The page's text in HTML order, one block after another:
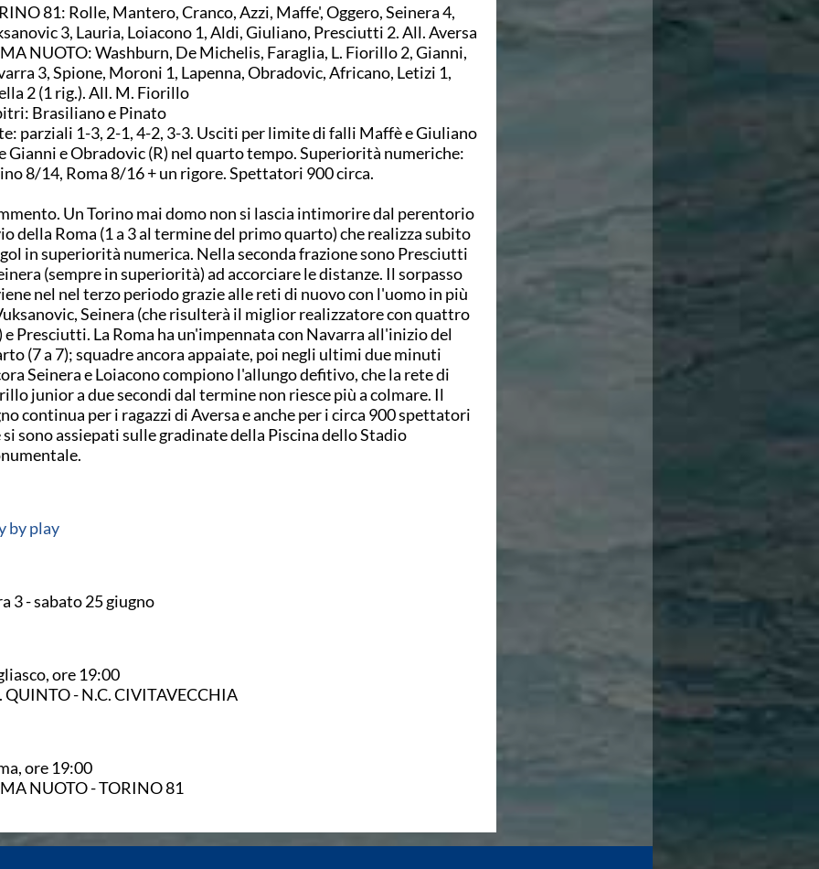
81: Rolle, Mantero, Cranco, Azzi, Maffe', Oggero, Seinera 4,
3, Lauria, Loiacono 1, Aldi, Giuliano, Presciutti 2. All. Aversa
NUOTO: Washburn, De Michelis, Faraglia, L. Fiorillo 2, Gianni,
3, Spione, Moroni 1, Lapenna, Obradovic, Africano, Letizi 1,
2 (1 rig.). All. M. Fiorillo
Brasiliano e Pinato
parziali 1-3, 2-1, 4-2, 3-3. Usciti per limite di falli Maffè e Giuliano
Gianni e Obradovic (R) nel quarto tempo. Superiorità numeriche:
8/14, Roma 8/16 + un rigore. Spettatori 900 circa.
Un Torino mai domo non si lascia intimorire dal perentorio
della Roma (1 a 3 al termine del primo quarto) che realizza subito
in superiorità numerica. Nella seconda frazione sono Presciutti
(sempre in superiorità) ad accorciare le distanze. Il sorpasso
nel nel terzo periodo grazie alle reti di nuovo con l'uomo in più
Seinera (che risulterà il miglior realizzatore con quattro
e Presciutti. La Roma ha un'impennata con Navarra all'inizio del
(7 a 7); squadre ancora appaiate, poi negli ultimi due minuti
Seinera e Loiacono compiono l'allungo defitivo, che la rete di
junior a due secondi dal termine non riesce più a colmare. Il
continua per i ragazzi di Aversa e anche per i circa 900 spettatori
si sono assiepati sulle gradinate della Piscina dello Stadio
by play
3 - sabato 25 giugno
ore 19:00
QUINTO - N.C. CIVITAVECCHIA
ore 19:00
NUOTO - TORINO 81